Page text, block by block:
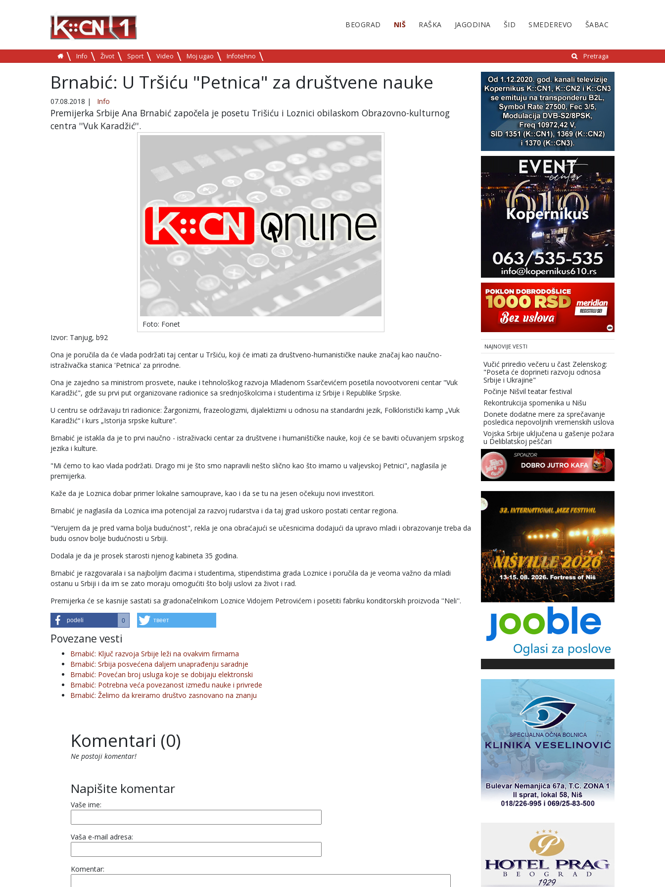
BEOGRAD NIŠ RAŠKA JAGODINA ŠID SMEDEREVO ŠABAC
Info Život Sport Video Moj ugao Infotehno Pretraga
Brnabić: U Tršiću "Petnica" za društvene nauke
07.08.2018 | Info
Premijerka Srbije Ana Brnabić započela je posetu Trišiću i Loznici obilaskom Obrazovno-kulturnog
centra ''Vuk Karadžić''.
Foto: Fonet
Izvor: Tanjug, b92
Ona je poručila da će vlada podržati taj centar u Tršiću, koji će imati za društveno-humanističke nauke značaj kao naučno-
istraživačka stanica 'Petnica' za prirodne.
Ona je zajedno sa ministrom prosvete, nauke i tehnološkog razvoja Mladenom Ssarčevićem posetila novootvoreni centar "Vuk
Karadžić", gde su prvi put organizovane radionice sa srednjoškolcima i studentima iz Srbije i Republike Srpske.
U centru se održavaju tri radionice: Žargonizmi, frazeologizmi, dijalektizmi u odnosu na standardni jezik, Folkloristički kamp „Vuk
Karadžić“ i kurs „Istorija srpske kulture“.
Brnabić je istakla da je to prvi naučno - istraživacki centar za društvene i humaništičke nauke, koji će se baviti očuvanjem srpskog
jezika i kulture.
"Mi ćemo to kao vlada podržati. Drago mi je što smo napravili nešto slično kao što imamo u valjevskoj Petnici", naglasila je
premijerka.
Kaže da je Loznica dobar primer lokalne samouprave, kao i da se tu na jesen očekuju novi investitori.
Brnabić je naglasila da Loznica ima potencijal za razvoj rudarstva i da taj grad uskoro postati centar regiona.
"Verujem da je pred vama bolja budućnost", rekla je ona obraćajući se učesnicima dodajući da upravo mladi i obrazovanje treba da
budu osnov bolje budućnosti u Srbiji.
Dodala je da je prosek starosti njenog kabineta 35 godina.
Brnabić je razgovarala i sa najboljim đacima i studentima, stipendistima grada Loznice i poručila da je veoma važno da mladi
ostanu u Srbiji i da im se zato moraju omogućiti što bolji uslovi za život i rad.
Premijerka će se kasnije sastati sa gradonačelnikom Loznice Vidojem Petrovićem i posetiti fabriku konditorskih proizvoda ''Neli''.
podeli 0 твеет
Povezane vesti
Brnabić: Ključ razvoja Srbije leži na ovakvim firmama
Brnabić: Srbija posvećena daljem unaprađenju saradnje
Brnabić: Povećan broj usluga koje se dobijaju elektronski
Brnabić: Potrebna veća povezanost između nauke i privrede
Brnabić: Želimo da kreiramo društvo zasnovano na znanju
Komentari (0)
Ne postoji komentar!
Napišite komentar
Vaše ime:
Vaša e-mail adresa:
Komentar:
NAJNOVIJE VESTI
Vučić priredio večeru u čast Zelenskog:
"Poseta će doprineti razvoju odnosa
Srbije i Ukrajine"
Počinje Nišvil teatar festival
Rekontrukcija spomenika u Nišu
Donete dodatne mere za sprečavanje
posledica nepovoljnih vremenskih uslova
Vojska Srbije uključena u gašenje požara
u Deliblatskoj peščari